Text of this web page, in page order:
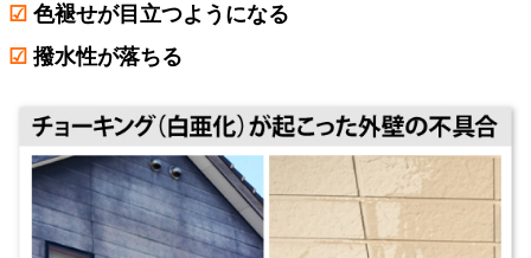
☑ 色褪せが目立つようになる
☑ 撥水性が落ちる